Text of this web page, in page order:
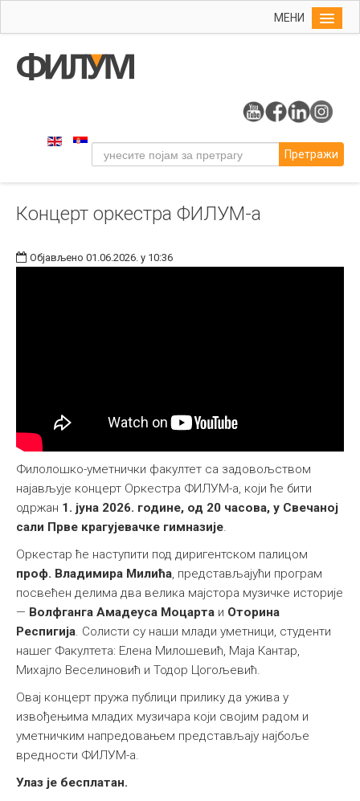
МЕНИ
Упис
Уметност
Музичка уметност
Галерија
Претражи
Концерт оркестра ФИЛУМ-а
Објављено 01.06.2026. у 10:36
Филолошко-уметнички факултет са задовољством
најављује концерт Оркестра ФИЛУМ-а, који ће бити
одржан 1. јуна 2026. године, од 20 часова, у Свечаној
сали Прве крагујевачке гимназије
Оркестар ће наступити под диригентском палицом
проф. Владимира Милића , представљајући програм
посвећен делима два велика мајстора музичке историје
— Волфганга Амадеуса Моцарта и Оторина
Респигија . Солисти су наши млади уметници, студенти
нашег Факултета: Елена Милошевић, Маја Кантар,
Михајло Веселиновић и Тодор Цогољевић.
Овај концерт пружа публици прилику да ужива у
извођењима младих музичара који својим радом и
уметничким напредовањем представљају најбоље
вредности ФИЛУМ-а.
Улаз је бесплатан.